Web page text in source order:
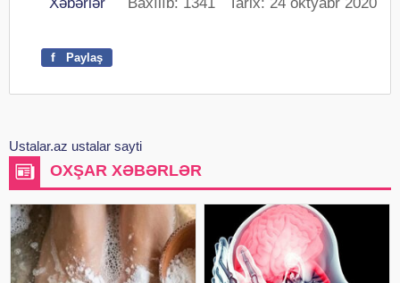
Xəbərlər Baxılıb: 1341 Tarix: 24 oktyabr 2020
f Paylaş
Ustalar.az ustalar sayti
OXŞAR XƏBƏRLƏR